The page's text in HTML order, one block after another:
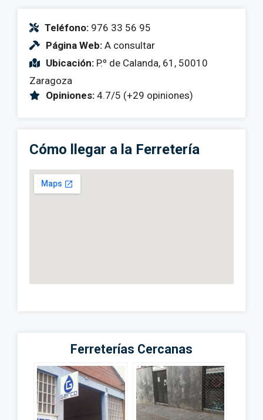
Teléfono: 976 33 56 95
Página Web: A consultar
Ubicación: P.º de Calanda, 61, 50010
Zaragoza
Opiniones: 4.7/5 (+29 opiniones)
Cómo llegar a la Ferretería
Ferreterías Cercanas